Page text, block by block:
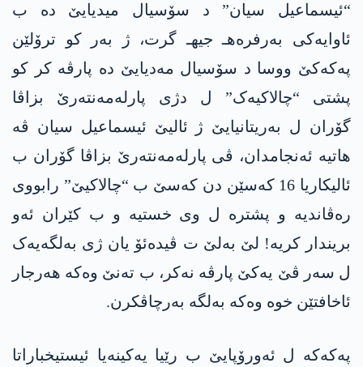
“ئیسماعیل سیان” د سۆسیال میدیایێ دە ب
ئاوایەکی بەرفرەهـ جیهـ گرت، ژ بەر کو ترۆلێن
پەکەکێ ووسا د سۆسیال مەدیایێ دە پارڤە کر کو
پشتی “چالاکیەک” ل دژی پارلەمەنتەرێ بزاڤا
گۆران ل بەریتانیایێ ژ ئالیێ ئیسماعیل سیان ڤە
هاتیە ئەنجامدان، ڤی پارلەمەنتەرێ بزاڤا گۆران ب
ئالیکاریا 16 کەسێن دن کەسێ ب “چالاکیێ” رابووی
رەڤاندیە و پشترە ل وی خستیە و ب کێران ئەو
بریندار کریە! لێ بەلێ ت ڤیدەئۆ یان ژی بەلگەیەک
ل سەر ڤێ یەکێ پارڤە نەکر، ب تەنێ وەکە هەرجار
ئاخافتێن خوە وەکە بەلگە بەرچاڤکرن.
پەکەکە ل ئەورۆپایێ ب رێیا یەکینەیا ئیستیخباراتا